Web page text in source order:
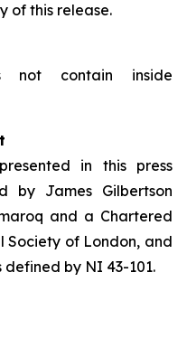
of this release.
not contain inside
in this press
by James Gilbertson
and a Chartered
Society of London, and
defined by NI 43-101.